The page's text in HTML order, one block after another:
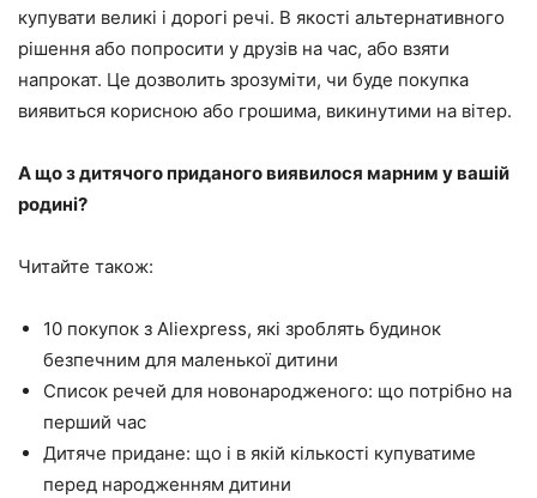
купувати великі і дорогі речі. В якості альтернативного
рішення або попросити у друзів на час, або взяти
напрокат. Це дозволить зрозуміти, чи буде покупка
виявиться корисною або грошима, викинутими на вітер.
А що з дитячого приданого виявилося марним у вашій
родині?
Читайте також:
10 покупок з Aliexpress, які зроблять будинок
безпечним для маленької дитини
Список речей для новонародженого: що потрібно на
перший час
Дитяче придане: що і в якій кількості купуватиме
перед народженням дитини